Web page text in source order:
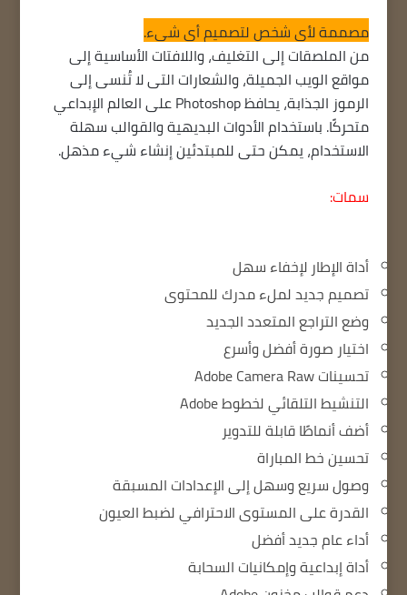
مصممة لأي شخص لتصميم أي شيء.
من الملصقات إلى التغليف، واللافتات الأساسية إلى
مواقع الويب الجميلة، والشعارات التي لا تُنسى إلى
الرموز الجذابة، يحافظ Photoshop على العالم الإبداعي
متحركًا. باستخدام الأدوات البديهية والقوالب سهلة
الاستخدام، يمكن حتى للمبتدئين إنشاء شيء مذهل.
سمات:
أداة الإطار لإخفاء سهل
تصميم جديد لملء مدرك للمحتوى
وضع التراجع المتعدد الجديد
اختيار صورة أفضل وأسرع
تحسينات Adobe Camera Raw
التنشيط التلقائي لخطوط Adobe
أضف أنماطًا قابلة للتدوير
تحسين خط المباراة
وصول سريع وسهل إلى الإعدادات المسبقة
القدرة على المستوى الاحترافي لضبط العيون
أداء عام جديد أفضل
أداة إبداعية وإمكانيات السحابة